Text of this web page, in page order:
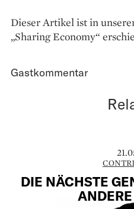
Dieser Artikel ist in
„Sharing Economy“
Gastkommentar
DIE NÄCHSTE